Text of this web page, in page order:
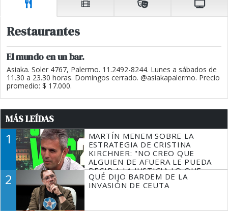
Restaurantes
El mundo en un bar.
Asiaka. Soler 4767, Palermo. 11.2492-8244. Lunes a sábados de
11.30 a 23.30 horas. Domingos cerrado. @asiakapalermo. Precio
promedio: $ 17.000.
MÁS LEÍDAS
1
MARTÍN MENEM SOBRE LA
ESTRATEGIA DE CRISTINA
KIRCHNER: "NO CREO QUE
ALGUIEN DE AFUERA LE PUEDA
DECIR A LA JUSTICIA LO QUE
TIENE QUE HACER"
2
QUÉ DIJO BARDEM DE LA
INVASIÓN DE CEUTA